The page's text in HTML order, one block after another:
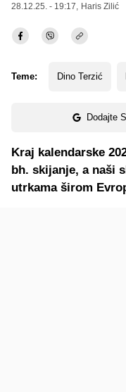
28.12.25. - 19:17, Haris Zilić
Teme: Dino Terzić
Dodajte
Kraj kalendarske
bh. skijanje, a naši
utrkama širom